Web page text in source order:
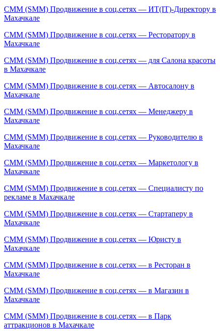
СММ (SMM) Продвижение в соц.сетях — ИТ(IT)-Директору в
Махачкале
СММ (SMM) Продвижение в соц.сетях — Ресторатору в
Махачкале
СММ (SMM) Продвижение в соц.сетях — для Салона красоты
в Махачкале
СММ (SMM) Продвижение в соц.сетях — Автосалону в
Махачкале
СММ (SMM) Продвижение в соц.сетях — Менеджеру в
Махачкале
СММ (SMM) Продвижение в соц.сетях — Руководителю в
Махачкале
СММ (SMM) Продвижение в соц.сетях — Маркетологу в
Махачкале
СММ (SMM) Продвижение в соц.сетях — Специалисту по
рекламе в Махачкале
СММ (SMM) Продвижение в соц.сетях — Стартаперу в
Махачкале
СММ (SMM) Продвижение в соц.сетях — Юристу в
Махачкале
СММ (SMM) Продвижение в соц.сетях — в Ресторан в
Махачкале
СММ (SMM) Продвижение в соц.сетях — в Магазин в
Махачкале
СММ (SMM) Продвижение в соц.сетях — в Парк
аттракционов в Махачкале